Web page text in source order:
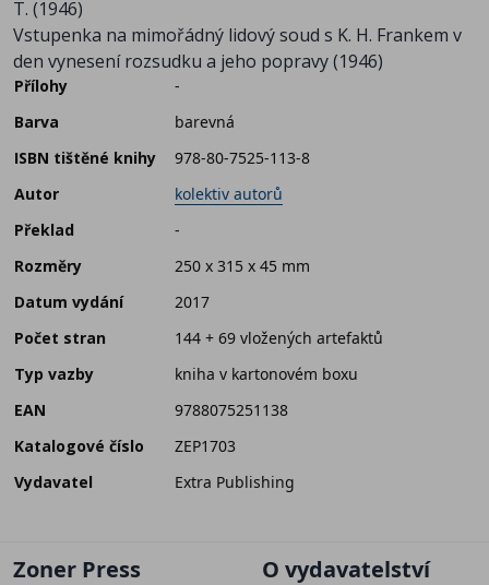
T. (1946)
Vstupenka na mimořádný lidový soud s K. H. Frankem v
den vynesení rozsudku a jeho popravy (1946)
Přílohy
-
Barva
barevná
ISBN tištěné knihy
978-80-7525-113-8
Autor
kolektiv autorů
Překlad
-
Rozměry
250 x 315 x 45 mm
Datum vydání
2017
Počet stran
144 + 69 vložených artefaktů
Typ vazby
kniha v kartonovém boxu
EAN
9788075251138
Katalogové číslo
ZEP1703
Vydavatel
Extra Publishing
Zoner Press O vydavatelství